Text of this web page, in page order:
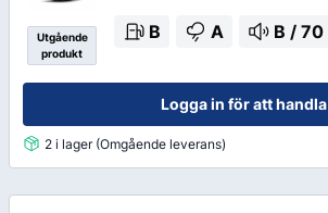
Utgående
produkt
B A B / 70
Logga in för att handla
2 i lager (Omgående leverans)